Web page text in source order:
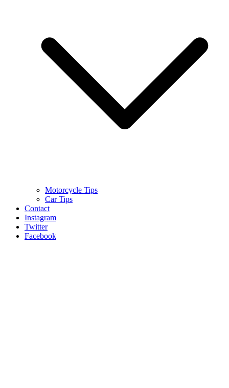
Motorcycle Tips
Car Tips
Contact
Instagram
Twitter
Facebook